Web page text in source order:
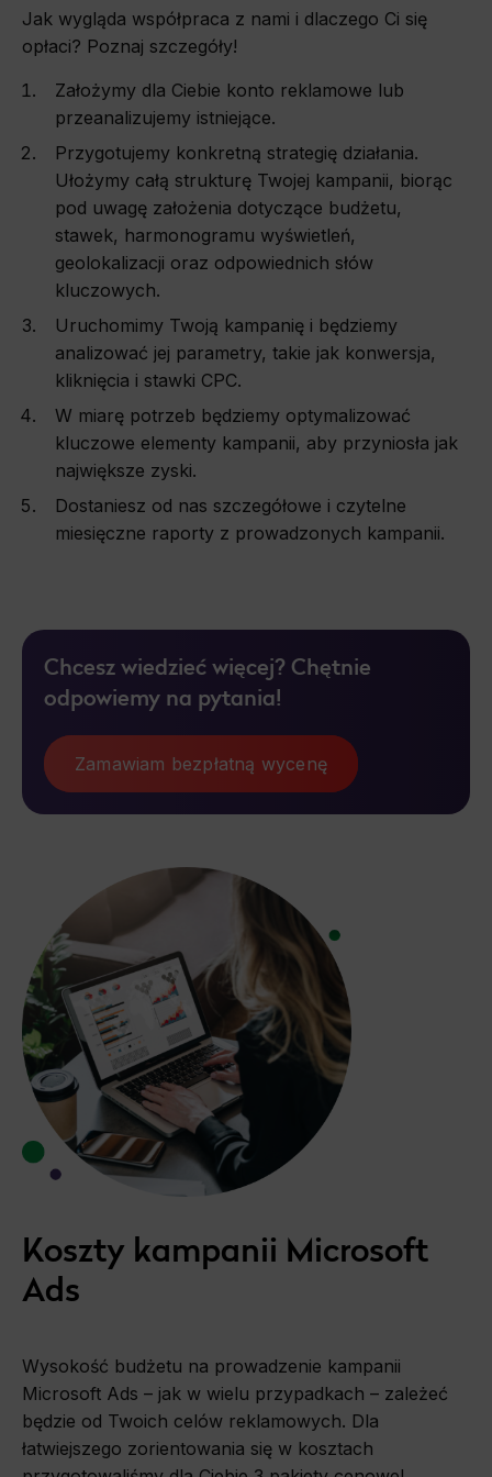
Functionality
This is data used to personalize your use of our website and to remember choices you make while using our website. For
Analytics
Scripts and data used to collect information to analyze site traffic and how users use the site, how they came to the site, and
to create aggregate demographic statistics about users. Analytical cookies and similar technologies allow us to measure the
effectiveness of actions taken and content presented.
Marketing
Scope responsible for displaying personalized ads that may be of interest to the user based on browsing history and habits
and demographic criteria. Also, third-party files that, in conjunction with files installed while browsing other websites, profile the
user, providing him or her with the marketing, advertising and retargeting content deemed most appropriate.
Jak wygląda współpraca z nami i dlaczego Ci się
opłaci? Poznaj szczegóły!
Założymy dla Ciebie konto reklamowe lub
przeanalizujemy istniejące.
Przygotujemy konkretną strategię działania.
Ułożymy całą strukturę Twojej kampanii, biorąc
pod uwagę założenia dotyczące budżetu,
stawek, harmonogramu wyświetleń,
geolokalizacji oraz odpowiednich słów
kluczowych.
Uruchomimy Twoją kampanię i będziemy
analizować jej parametry, takie jak konwersja,
kliknięcia i stawki CPC.
W miarę potrzeb będziemy optymalizować
kluczowe elementy kampanii, aby przyniosła jak
największe zyski.
Dostaniesz od nas szczegółowe i czytelne
miesięczne raporty z prowadzonych kampanii.
Chcesz wiedzieć więcej? Chętnie
odpowiemy na pytania!
Zamawiam bezpłatną wycenę
Koszty kampanii Microsoft
Ads
Wysokość budżetu na prowadzenie kampanii
Microsoft Ads – jak w wielu przypadkach – zależeć
będzie od Twoich celów reklamowych. Dla
łatwiejszego zorientowania się w kosztach